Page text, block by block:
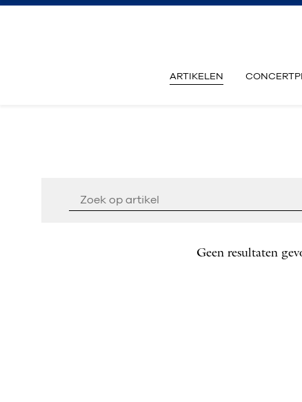
ARTIKELEN
Geen resultaten